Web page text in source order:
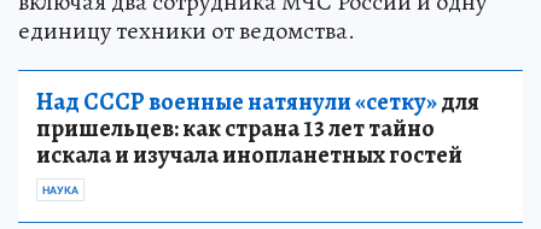
единицу техники от ведомства.
Над СССР военные натянули «сетку»для
пришельцев: как страна 13 лет тайно
искала и изучала инопланетных гостей
НАУКА